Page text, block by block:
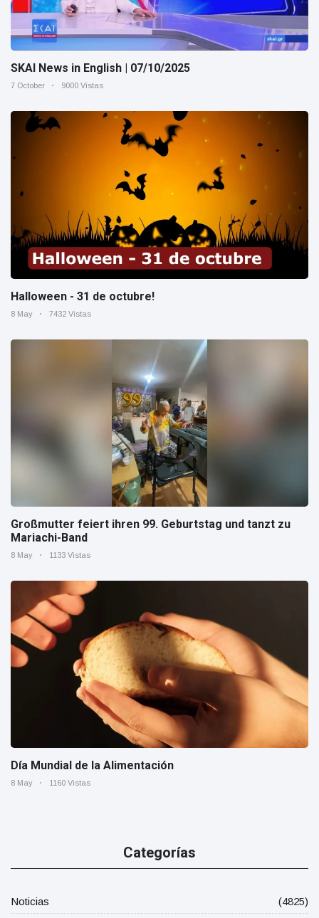
SKAI News in English | 07/10/2025
7 October 9000 Vistas
Halloween - 31 de octubre!
8 May 7432 Vistas
Großmutter feiert ihren 99. Geburtstag und tanzt zu
Mariachi-Band
8 May 1133 Vistas
Día Mundial de la Alimentación
8 May 1160 Vistas
Categorías
Noticias
(4825)